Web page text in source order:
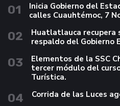
01
Inicia Gobierno del
calles Cuauhtémoc, 7
02
Huatlatlauca recupera
respaldo del Gobierno
03
Elementos de la SSC
tercer módulo del
Turística.
04 Corrida de las Luces